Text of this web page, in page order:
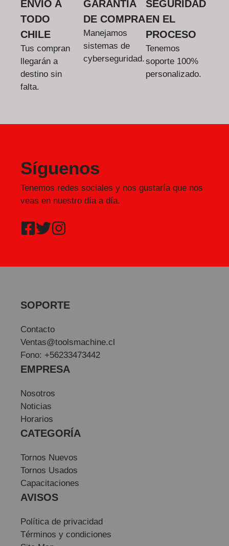
ENVÍO A
TODO
CHILE
Tus compran
llegarán a
destino sin
falta.
GARANTÍA
DE COMPRA
Manejamos
sistemas de
cyberseguridad.
SEGURIDAD
EN EL
PROCESO
Tenemos
soporte 100%
personalizado.
Síguenos
Tenemos redes sociales y nos gustaría que nos
veas en nuestro día a día.
SOPORTE
Contacto
Ventas@toolsmachine.cl
Fono: +56233473442
EMPRESA
Nosotros
Noticias
Horarios
CATEGORÍA
Tornos Nuevos
Tornos Usados
Capacitaciones
AVISOS
Política de privacidad
Términos y condiciones